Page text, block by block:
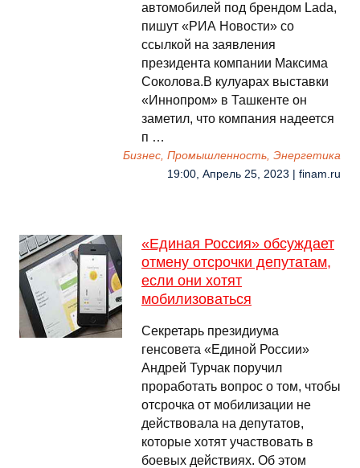
автомобилей под брендом Lada,
пишут «РИА Новости» со
ссылкой на заявления
президента компании Максима
Соколова.В кулуарах выставки
«Иннопром» в Ташкенте он
заметил, что компания надеется
п …
Бизнес, Промышленность, Энергетика
19:00, Апрель 25, 2023 | finam.ru
«Единая Россия» обсуждает
отмену отсрочки депутатам,
если они хотят
мобилизоваться
Секретарь президиума
генсовета «Единой России»
Андрей Турчак поручил
проработать вопрос о том, чтобы
отсрочка от мобилизации не
действовала на депутатов,
которые хотят участвовать в
боевых действиях. Об этом